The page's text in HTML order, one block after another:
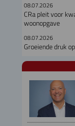
08.07.2026
CRa pleit voor
woonopgave
08.07.2026
Groeiende druk